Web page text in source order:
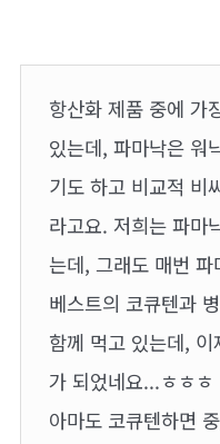
항산화 제품 중에 가
있는데, 파마낙은 워
기도 하고 비교적 비
라고요. 저희는 파마
는데, 그래도 매번
베스트의 코큐텐과
함께 먹고 있는데,
가 되었네요...ㅎㅎㅎ
아마도 코큐텐하면